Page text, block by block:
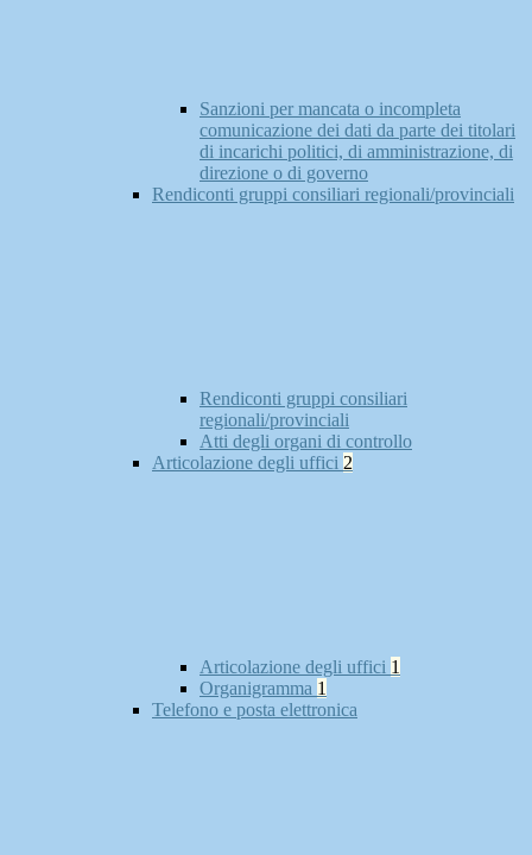
Sanzioni per mancata o incompleta
comunicazione dei dati da parte dei titolari
di incarichi politici, di amministrazione, di
direzione o di governo
Rendiconti gruppi consiliari regionali/provinciali
Rendiconti gruppi consiliari
regionali/provinciali
Atti degli organi di controllo
Articolazione degli uffici 2
Articolazione degli uffici 1
Organigramma 1
Telefono e posta elettronica